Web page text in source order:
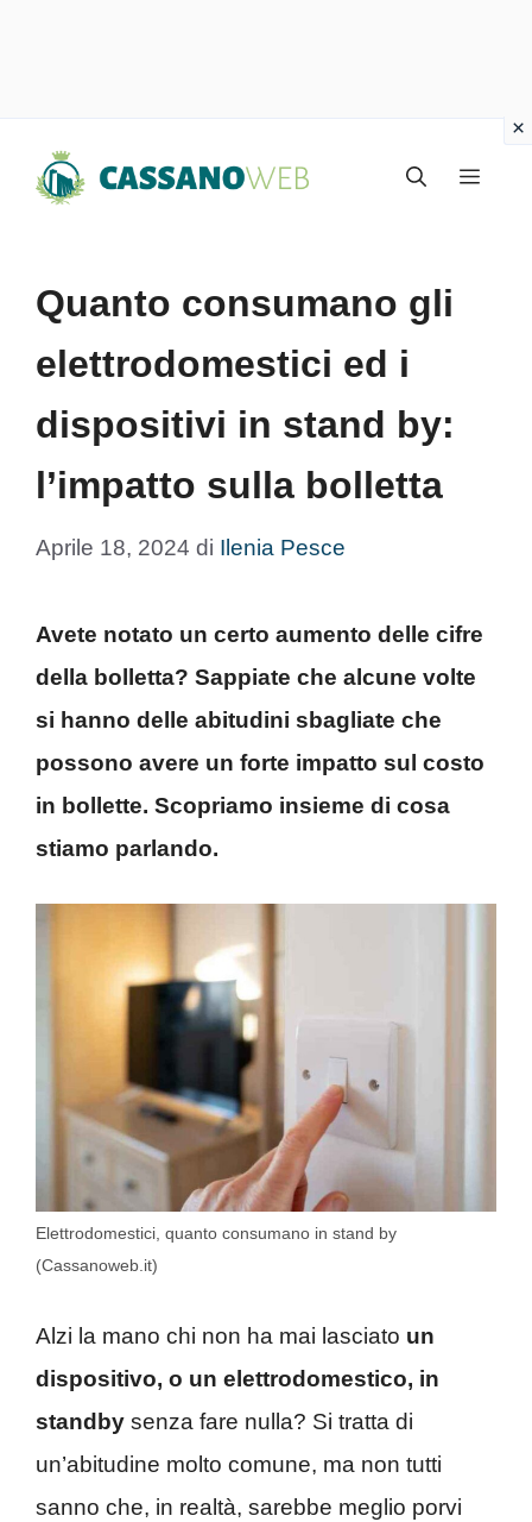
Menu
Quanto consumano gli
elettrodomestici ed i
dispositivi in stand by:
l’impatto sulla bolletta
Aprile 18, 2024 di Ilenia Pesce
Avete notato un certo aumento delle cifre
della bolletta? Sappiate che alcune volte
si hanno delle abitudini sbagliate che
possono avere un forte impatto sul costo
in bollette. Scopriamo insieme di cosa
stiamo parlando.
Elettrodomestici, quanto consumano in stand by
(Cassanoweb.it)
Alzi la mano chi non ha mai lasciato un
dispositivo, o un elettrodomestico, in
standby senza fare nulla? Si tratta di
un’abitudine molto comune, ma non tutti
sanno che, in realtà, sarebbe meglio porvi